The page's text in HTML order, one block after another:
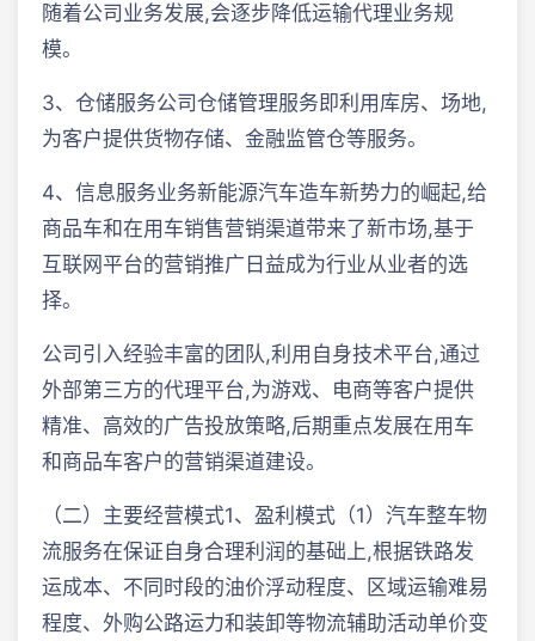
随着公司业务发展,会逐步降低运输代理业务规
模。
3、仓储服务公司仓储管理服务即利用库房、场地,
为客户提供货物存储、金融监管仓等服务。
4、信息服务业务新能源汽车造车新势力的崛起,给
商品车和在用车销售营销渠道带来了新市场,基于
互联网平台的营销推广日益成为行业从业者的选
择。
公司引入经验丰富的团队,利用自身技术平台,通过
外部第三方的代理平台,为游戏、电商等客户提供
精准、高效的广告投放策略,后期重点发展在用车
和商品车客户的营销渠道建设。
（二）主要经营模式1、盈利模式（1）汽车整车物
流服务在保证自身合理利润的基础上,根据铁路发
运成本、不同时段的油价浮动程度、区域运输难易
程度、外购公路运力和装卸等物流辅助活动单价变